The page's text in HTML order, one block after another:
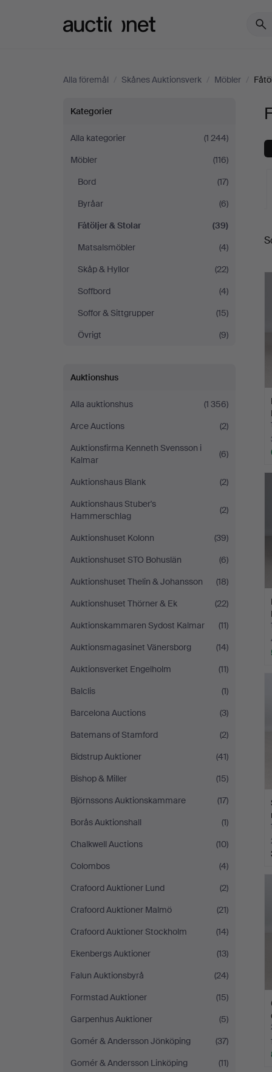
Alla föremål / Skånes Auktionsverk / Möbler /
Fåtöljer
&
Stolar
på
Skånes
Auktionsverk
Kategorier
Alla kategorier
(1 244)
Möbler
(116)
Bord
(17)
Byråar
(6)
Fåtöljer & Stolar
(39)
Matsalsmöbler
(4)
Skåp & Hyllor
(22)
Soffbord
(4)
Soffor & Sittgrupper
(15)
Övrigt
(9)
Auktionshus
Alla auktionshus
(1 356)
Arce Auctions
(2)
Auktionsfirma Kenneth Svensson i
Kalmar
(6)
Auktionshaus Blank
(2)
Auktionshaus Stuber's
Hammerschlag
(2)
Auktionshuset Kolonn
(39)
Auktionshuset STO Bohuslän
(6)
Auktionshuset Thelin & Johansson
(18)
Auktionshuset Thörner & Ek
(22)
Auktionskammaren Sydost Kalmar
(11)
Auktionsmagasinet Vänersborg
(14)
Auktionsverket Engelholm
(11)
Balclis
(1)
Barcelona Auctions
(3)
Batemans of Stamford
(2)
Bidstrup Auktioner
(41)
Bishop & Miller
(15)
Björnssons Auktionskammare
(17)
Borås Auktionshall
(1)
Chalkwell Auctions
(10)
Colombos
(4)
Crafoord Auktioner Lund
(2)
Crafoord Auktioner Malmö
(21)
Crafoord Auktioner Stockholm
(14)
Ekenbergs Auktioner
(13)
Falun Auktionsbyrå
(24)
Formstad Auktioner
(15)
Garpenhus Auktioner
(5)
Gomér & Andersson Jönköping
(37)
Gomér & Andersson Linköping
(11)